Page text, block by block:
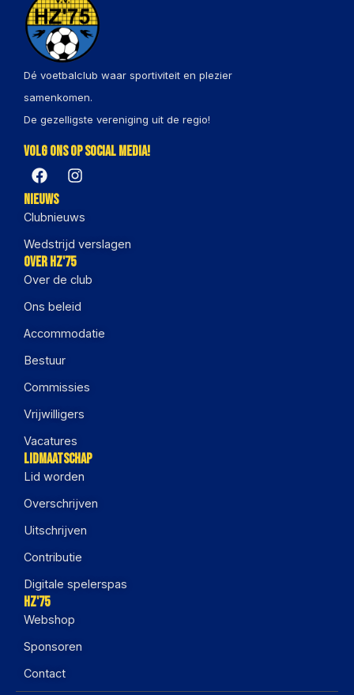
Dé voetbalclub waar sportiviteit en plezier
samenkomen.
De gezelligste vereniging uit de regio!
Volg ons op social media!
Nieuws
Clubnieuws
Wedstrijd verslagen
Over HZ'75
Over de club
Ons beleid
Accommodatie
Bestuur
Commissies
Vrijwilligers
Vacatures
Lidmaatschap
Lid worden
Overschrijven
Uitschrijven
Contributie
Digitale spelerspas
HZ'75
Webshop
Sponsoren
Contact